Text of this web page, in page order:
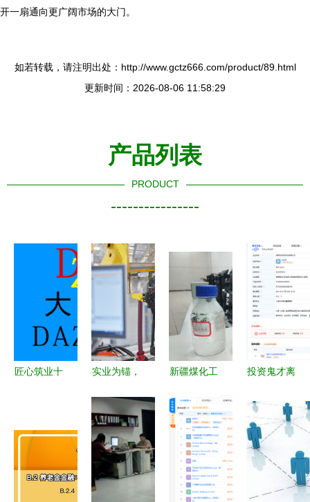
开一扇通向更广阔市场的大门。
如若转载，请注明出处：http://www.gctz666.com/product/89.html
更新时间：2026-08-06 11:58:29
产品列表
PRODUCT
----------------
匠心筑业十
维度价值投
实业为锚，
150亿中国
市场投资揭
示的全球策
略焕新
新疆煤化工
效 80亿投
资如何重塑
产业价值？
投资策略深
度拆解
投资鬼才离
主高管迭
代，小康人
寿新舵手引
领新航向